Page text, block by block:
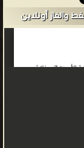
والغاز أونلاين